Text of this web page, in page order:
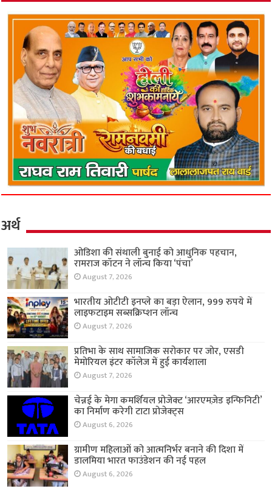
अर्थ
ओडिशा की संथाली बुनाई को आधुनिक पहचान,
रामराज कॉटन ने लॉन्च किया ‘पंचा’
August 7, 2026
भारतीय ओटीटी इनप्ले का बड़ा ऐलान, 999 रुपये में
लाइफटाइम सब्सक्रिप्शन लॉन्च
August 7, 2026
प्रतिभा के साथ सामाजिक सरोकार पर जोर, एसडी
मेमोरियल इंटर कॉलेज में हुई कार्यशाला
August 7, 2026
चेन्नई के मेगा कमर्शियल प्रोजेक्ट ‘आरएमज़ेड इन्फिनिटी’
का निर्माण करेगी टाटा प्रोजेक्ट्स
August 6, 2026
ग्रामीण महिलाओं को आत्मनिर्भर बनाने की दिशा में
डालमिया भारत फाउंडेशन की नई पहल
August 6, 2026